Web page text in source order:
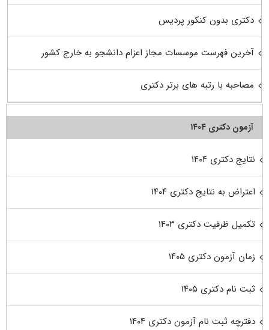
دکتری بدون کنکور پردیس
آخرین فهرست موسسات مجاز اعزام دانشجو به خارج کشور
مصاحبه با رتبه های برتر دکتری
آزمون دکتری ۱۴۰۴
نتایج دکتری ۱۴۰۴
اعتراض به نتایج دکتری ۱۴۰۴
تکمیل ظرفیت دکتری ۱۴۰۳
زمان آزمون دکتری ۱۴۰۵
ثبت نام دکتری ۱۴۰۵
دفترچه ثبت نام آزمون دکتری ۱۴۰۴